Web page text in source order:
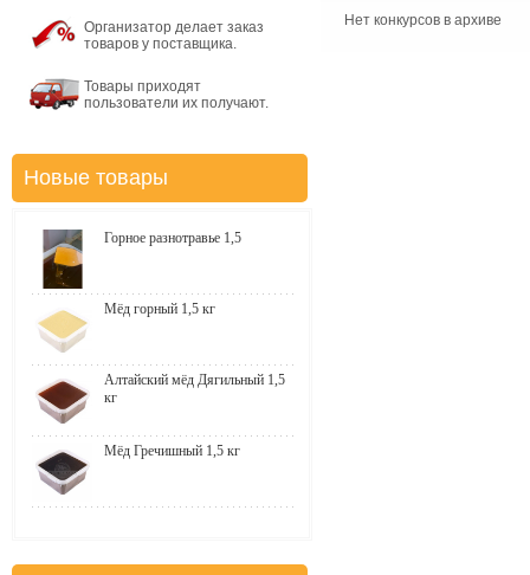
Нет конкурсов в архиве
Организатор делает заказ
товаров у поставщика.
Товары приходят
пользователи их получают.
Новые товары
Горное разнотравье 1,5
Мёд горный 1,5 кг
Алтайский мёд Дягильный 1,5
кг
Мёд Гречишный 1,5 кг